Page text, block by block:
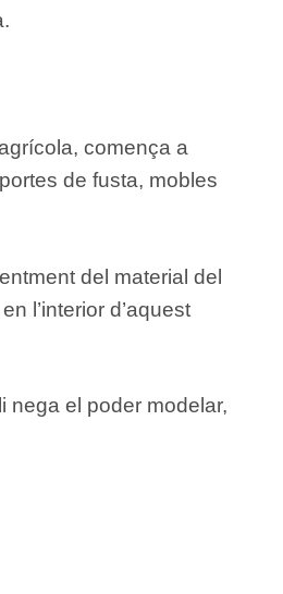
comença a
de fusta, mobles
del material del
l’interior d’aquest
nega el poder modelar,